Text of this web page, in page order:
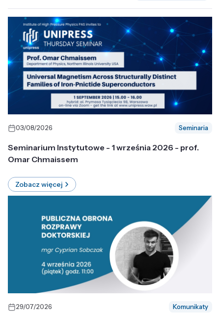
03/08/2026 Seminaria
Seminarium Instytutowe - 1 września 2026 - prof.
Omar Chmaissem
Zobacz więcej
29/07/2026 Komunikaty